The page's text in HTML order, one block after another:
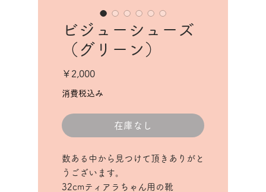
ビジューシューズ
（グリーン）
￥2,000価
格
消費税込み
在庫なし
数ある中から見つけて頂きありがと
うございます。
32cmティアラちゃん用の靴